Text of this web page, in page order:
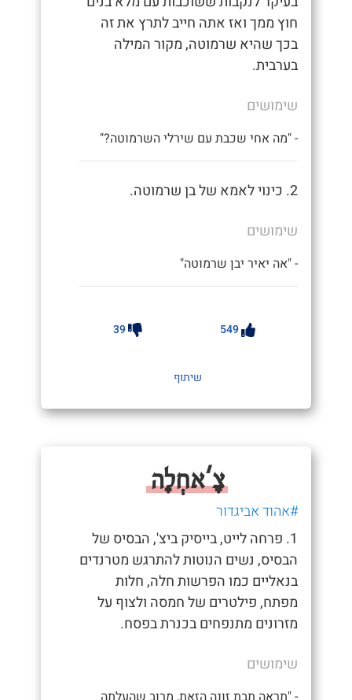
חוץ ממך ואז אתה חייב לתרץ את זה
בכך שהיא שרמוטה, מקור המילה
בערבית.
שימושים
- "מה אחי שכבת עם שירלי השרמוטה?"
2. כינוי לאמא של בן שרמוטה.
שימושים
- "אה יאיר יבן שרמוטה"
549
39
שיתוף
צָ'אחְלָה
#אהוד אביגדור
1. פרחה לייט, בייסיק ביצ', הבסיס של
הבסיס, נשים הנוטות להתרגש מטרנדים
בנאליים כמו הפרשות חלה, חלות
מפתח, פילטרים של חמסה ולצוף על
מזרונים מתנפחים בכנרת בפסח.
שימושים